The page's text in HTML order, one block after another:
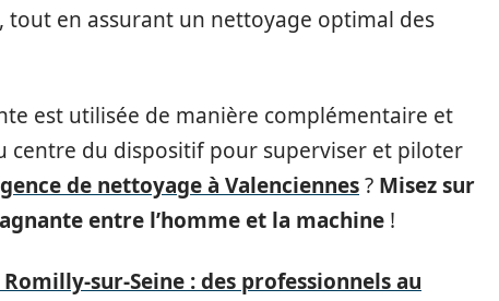
en assurant un nettoyage optimal des
est utilisée de manière complémentaire et
centre du dispositif pour superviser et piloter
de nettoyage à Valenciennes? Misez sur
entre l’homme et la machine !
sur-Seine : des professionnels au